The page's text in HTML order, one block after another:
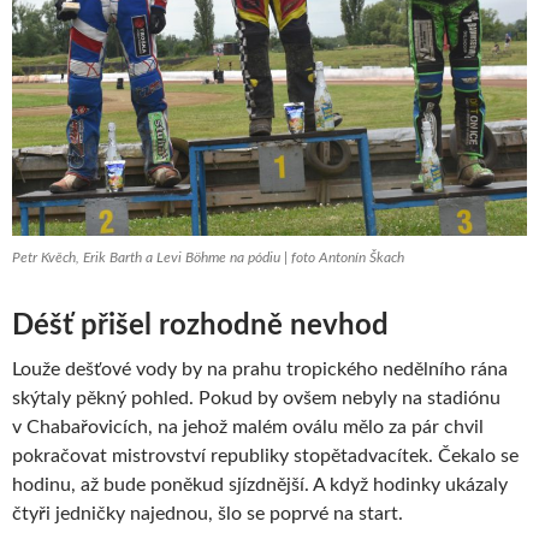
Petr Kvěch, Erik Barth a Levi Böhme na pódiu | foto Antonín Škach
Déšť přišel rozhodně nevhod
Louže dešťové vody by na prahu tropického nedělního rána
skýtaly pěkný pohled. Pokud by ovšem nebyly na stadiónu
v Chabařovicích, na jehož malém oválu mělo za pár chvil
pokračovat mistrovství republiky stopětadvacítek. Čekalo se
hodinu, až bude poněkud sjízdnější. A když hodinky ukázaly
čtyři jedničky najednou, šlo se poprvé na start.